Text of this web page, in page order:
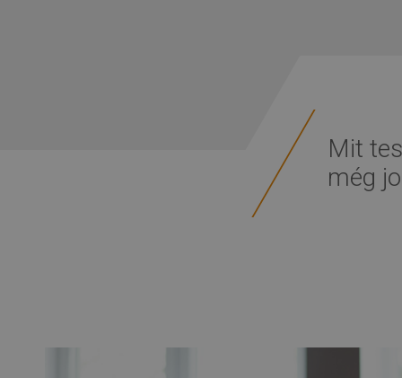
Mit
még